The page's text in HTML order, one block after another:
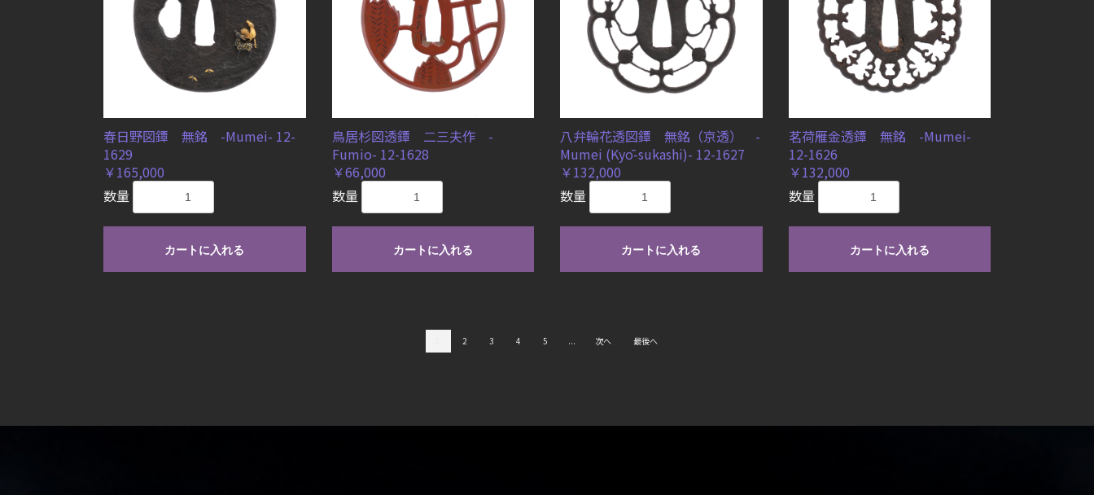
春日野図鐔 無銘 -Mumei- 12-
1629
￥165,000
数量
カートに入れる
鳥居杉図透鐔 二三夫作 -
Fumio- 12-1628
￥66,000
数量
カートに入れる
八弁輪花透図鐔 無銘（京透） -
Mumei (Kyō-sukashi)- 12-1627
￥132,000
数量
カートに入れる
茗荷雁金透鐔 無銘 -Mumei-
12-1626
￥132,000
数量
カートに入れる
2 3 4 5 ... 次へ 最後へ